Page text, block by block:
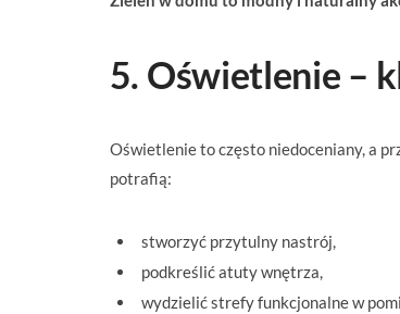
5. Oświetlenie –
Oświetlenie to często niedoceniany, a
potrafią:
stworzyć przytulny nastrój,
podkreślić atuty wnętrza,
wydzielić strefy funkcjonalne w